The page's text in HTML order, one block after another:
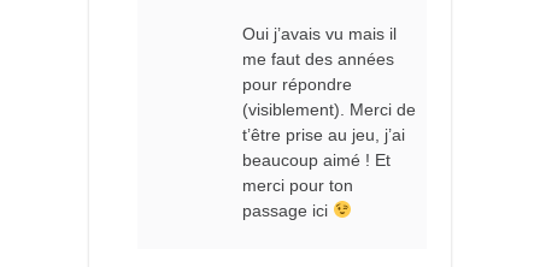
Oui j’avais vu mais il
me faut des années
pour répondre
(visiblement). Merci de
t’être prise au jeu, j’ai
beaucoup aimé ! Et
merci pour ton
passage ici